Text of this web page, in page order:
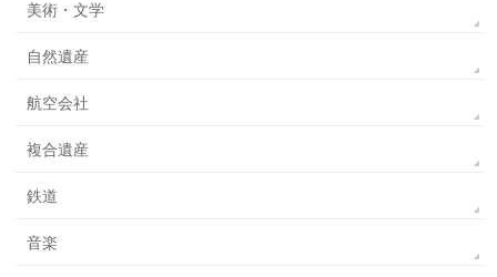
美術・文学
自然遺産
航空会社
複合遺産
鉄道
音楽